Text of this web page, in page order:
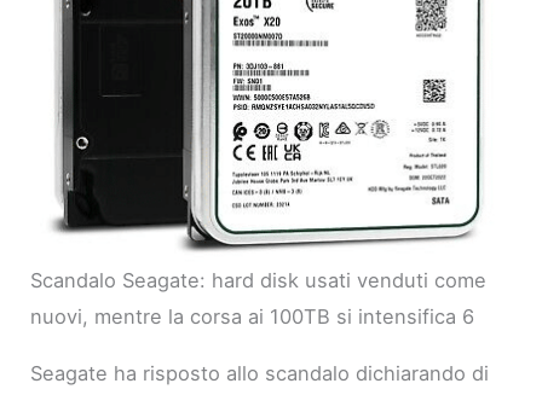
Scandalo Seagate: hard disk usati venduti come
nuovi, mentre la corsa ai 100TB si intensifica 6
Seagate ha risposto allo scandalo dichiarando di